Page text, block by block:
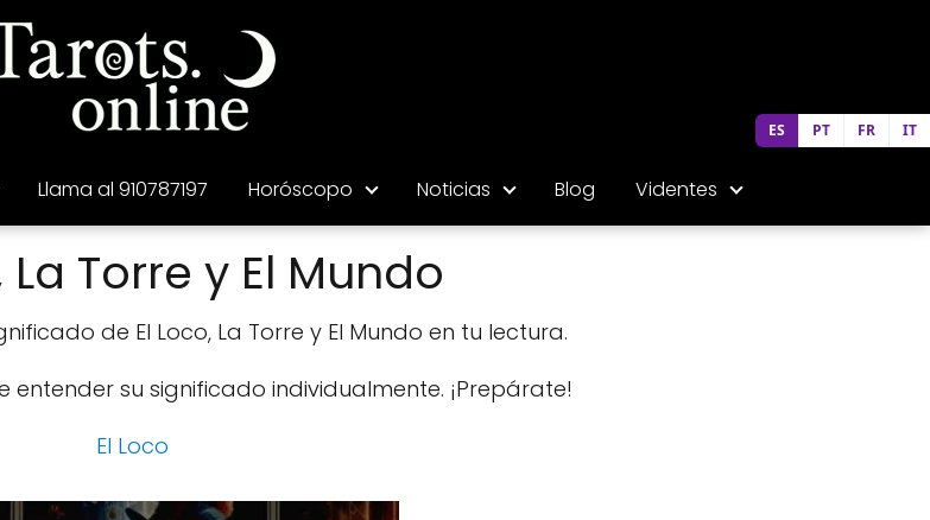
Llama al 910787197 Horóscopo Noticias Blog Videntes
Torre y El Mundo
de El Loco, La Torre y El Mundo en tu lectura.
su significado individualmente. ¡Prepárate!
El Loco
ES PT FR IT